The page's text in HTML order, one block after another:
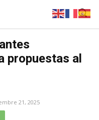
propuestas al
21, 2025